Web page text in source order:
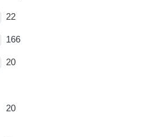
22
166
20
20